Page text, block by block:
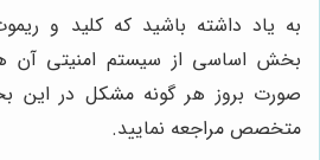
بخش اساسی از سیستم امنیتی آن
صورت بروز هر گونه مشکل در این
متخصص مراجعه نمایید.